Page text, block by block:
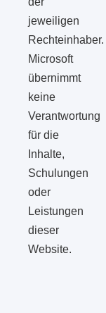
jeweiligen
Rechteinhaber.
Microsoft
übernimmt
keine
Verantwortung
für die
Inhalte,
Schulungen
oder
Leistungen
dieser
Website.